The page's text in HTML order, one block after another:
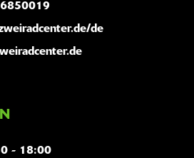
de
- 18:00